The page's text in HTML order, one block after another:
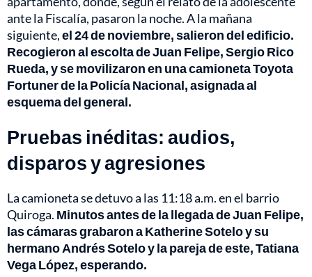
ante la Fiscalía, pasaron la noche. A la mañana
siguiente,el 24 de noviembre, salieron del edificio.
Recogieron al escolta de Juan Felipe, Sergio Rico
Rueda, y se movilizaron en una camioneta Toyota
Fortuner de la Policía Nacional, asignada al
esquema del general.
Pruebas inéditas: audios,
disparos y agresiones
La camioneta se detuvo a las 11:18 a.m. en el barrio
Quiroga. Minutos antes de la llegada de Juan Felipe,
las cámaras grabaron a Katherine Sotelo y su
hermano Andrés Sotelo y la pareja de este, Tatiana
Vega López, esperando.